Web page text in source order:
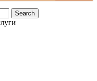
Search